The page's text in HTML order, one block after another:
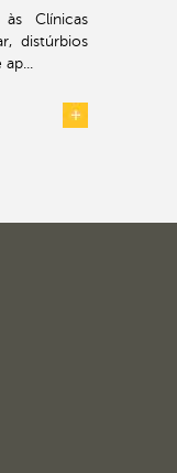
Clínicas
distúrbios